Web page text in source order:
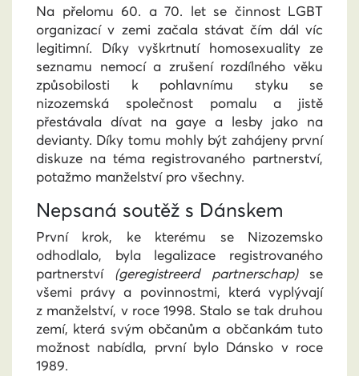
Na přelomu 60. a 70. let se činnost LGBT
organizací v zemi začala stávat čím dál víc
legitimní. Díky vyškrtnutí homosexuality ze
seznamu nemocí a zrušení rozdílného věku
způsobilosti k pohlavnímu styku se
nizozemská společnost pomalu a jistě
přestávala dívat na gaye a lesby jako na
devianty. Díky tomu mohly být zahájeny první
diskuze na téma registrovaného partnerství,
potažmo manželství pro všechny.
Nepsaná soutěž s Dánskem
První krok, ke kterému se Nizozemsko
odhodlalo, byla legalizace registrovaného
partnerství (geregistreerd partnerschap)se
všemi právy a povinnostmi, která vyplývají
z manželství, v roce 1998. Stalo se tak druhou
zemí, která svým občanům a občankám tuto
možnost nabídla, první bylo Dánsko v roce
1989.